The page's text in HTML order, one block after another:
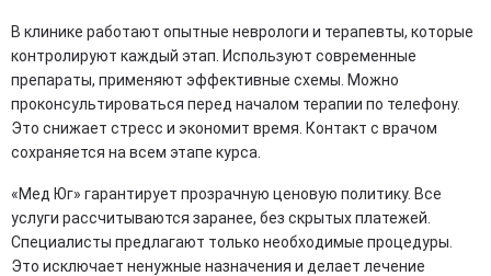
В клинике работают опытные неврологи и терапевты, которые
контролируют каждый этап. Используют современные
препараты, применяют эффективные схемы. Можно
проконсультироваться перед началом терапии по телефону.
Это снижает стресс и экономит время. Контакт с врачом
сохраняется на всем этапе курса.
«Мед Юг» гарантирует прозрачную ценовую политику. Все
услуги рассчитываются заранее, без скрытых платежей.
Специалисты предлагают только необходимые процедуры.
Это исключает ненужные назначения и делает лечение